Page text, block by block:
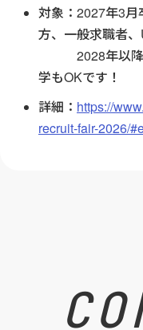
対象：2027年3
方、一般求職者
2028年以降の
学もOKです！
詳細： https://
recruit-fair-2026/